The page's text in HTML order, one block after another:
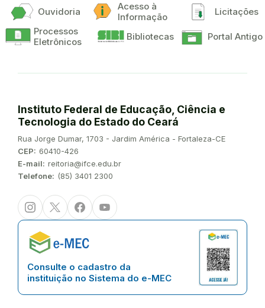
Ouvidoria
Acesso à
Informação
Licitações
Processos
Eletrônicos
Bibliotecas Portal Antigo
Instituto Federal de Educação, Ciência e
Tecnologia do Estado do Ceará
Endereço:
Rua Jorge Dumar, 1703 - Jardim América - Fortaleza-CE
CEP: 60410-426
E-mail: reitoria@ifce.edu.br
Telefone: (85) 3401 2300
InstagramTwitter/XFacebookYoutube
Consulte o cadastro da
instituição no Sistema do e-MEC